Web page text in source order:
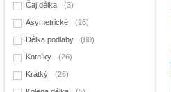
Čaj délka
(3)
Asymetrické (26)
Délka podlahy (80)
Kotníky (26)
Krátký (26)